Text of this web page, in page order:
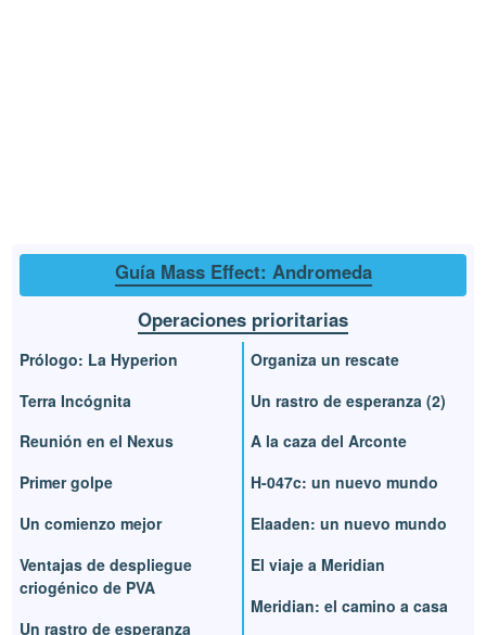
Guía Mass Effect: Andromeda
Operaciones prioritarias
Prólogo: La Hyperion
Terra Incógnita
Reunión en el Nexus
Primer golpe
Un comienzo mejor
Ventajas de despliegue
criogénico de PVA
Un rastro de esperanza
Organiza un rescate
Un rastro de esperanza (2)
A la caza del Arconte
H-047c: un nuevo mundo
Elaaden: un nuevo mundo
El viaje a Meridian
Meridian: el camino a casa